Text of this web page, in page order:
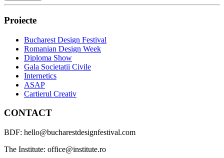
Proiecte
Bucharest Design Festival
Romanian Design Week
Diploma Show
Gala Societatii Civile
Internetics
ASAP
Cartierul Creativ
CONTACT
BDF: hello@bucharestdesignfestival.com
The Institute: office@institute.ro